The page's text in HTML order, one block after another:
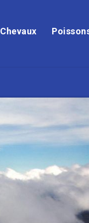
Chevaux